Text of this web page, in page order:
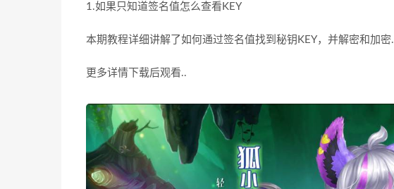
1.如果只知道签名值怎么查看KEY
本期教程详细讲解了如何通过签名值找到秘钥KEY，并解密和加密.
更多详情下载后观看..